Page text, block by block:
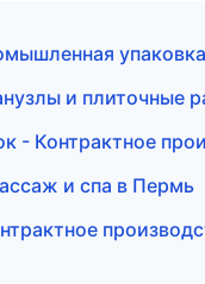
и плиточные
- Контрактное
и спа в Пермь